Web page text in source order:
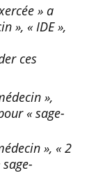
» a
», « IDE »,
ces
»,
« sage-
», « 2